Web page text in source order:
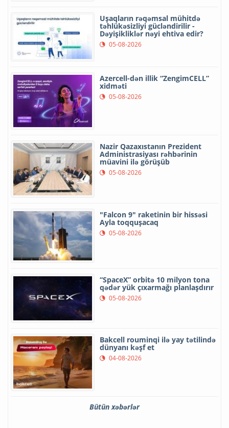
Uşaqların rəqəmsal mühitdə
təhlükəsizliyi gücləndirilir -
Dəyişikliklər nəyi ehtiva edir?
05-08-2026
Azercell-dən illik “ZengimCELL”
xidməti
05-08-2026
Nazir Qazaxıstanın Prezident
Administrasiyası rəhbərinin
müavini ilə görüşüb
05-08-2026
"Falcon 9" raketinin bir hissəsi
Ayla toqquşacaq
05-08-2026
“SpaceX” orbitə 10 milyon tona
qədər yük çıxarmağı planlaşdırır
05-08-2026
Bakcell rouminqi ilə yay tətilində
dünyanı kəşf et
04-08-2026
Bütün xəbərlər